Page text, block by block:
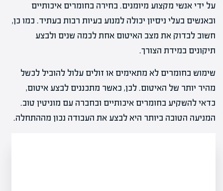
על ידי אנשי מקצוע מיומנים. בחירה בחומרים איכותיים
ובאנשים בעלי ניסיון יכולה למנוע בעיות רבות בעתיד. כמו כן,
חשוב לבדוק את מצב האיטום אחת לכמה שנים ולבצע
תיקונים במידת הצורך.
שימוש בחומרים לא מתאימים או זולים עלול להוביל לכשל
מהיר יותר של האיטום. לכן, כאשר מתכננים לבצע איטום,
כדאי להשקיע בחומרים איכותיים ובחברה עם מוניטין טוב.
המניעה הטובה ביותר היא לבצע את העבודה נכון מההתחלה.